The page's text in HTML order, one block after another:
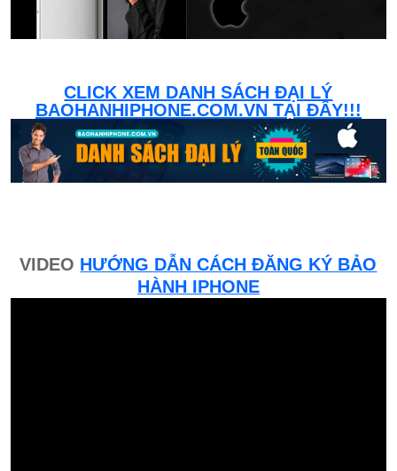
CLICK XEM DANH SÁCH ĐẠI LÝ
BAOHANHIPHONE.COM.VN TẠI ĐÂY!!!
VIDEO HƯỚNG DẪN CÁCH ĐĂNG KÝ BẢO
HÀNH IPHONE